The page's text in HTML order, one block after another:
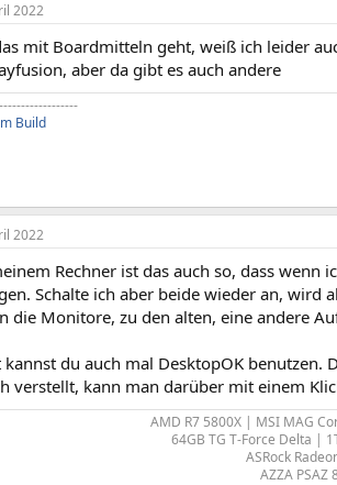
2022
mit Boardmitteln geht, weiß ich leider
aber da gibt es auch andere
Build
2022
Rechner ist das auch so, dass
Schalte ich aber beide wieder an, wird
die Monitore, zu den alten, eine andere
kannst du auch mal DesktopOK
verstellt, kann man darüber mit einem
AMD R7 5800X | MSI MAG
64GB TG T-Force Delta |
ASRock
AZZA PSAZ